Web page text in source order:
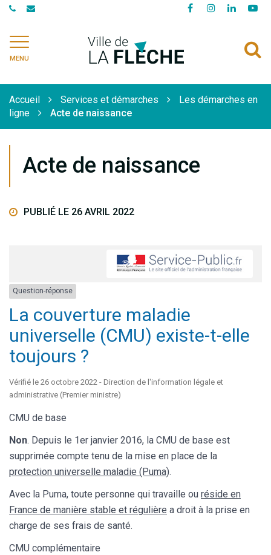
Lien
Lien
compte
Instagram
Lien
compte
MENU
Accueil Services et démarches
Les démarches en
ligne
Acte de naissance
Acte de naissance
PUBLIÉ LE 26 AVRIL 2022
Question-réponse
La couverture maladie
universelle (CMU) existe-t-elle
toujours ?
Vérifié le 26 octobre 2022 - Direction de l'information légale et
administrative (Premier ministre)
CMU de base
Non. Depuis le 1er janvier 2016, la CMU de base est
supprimée compte tenu de la mise en place de la
protection universelle maladie (Puma).
Avec la Puma, toute personne qui travaille ou réside en
France de manière stable et régulière a droit à la prise en
charge de ses frais de santé.
CMU complémentaire